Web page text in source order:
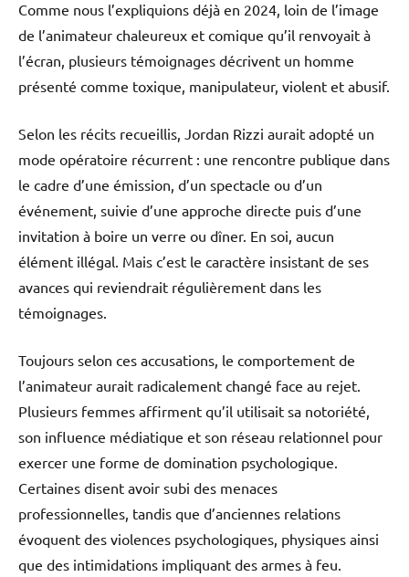
Comme nous l’expliquions déjà en 2024, loin de l’image
de l’animateur chaleureux et comique qu’il renvoyait à
l’écran, plusieurs témoignages décrivent un homme
présenté comme toxique, manipulateur, violent et abusif.
Selon les récits recueillis, Jordan Rizzi aurait adopté un
mode opératoire récurrent : une rencontre publique dans
le cadre d’une émission, d’un spectacle ou d’un
événement, suivie d’une approche directe puis d’une
invitation à boire un verre ou dîner. En soi, aucun
élément illégal. Mais c’est le caractère insistant de ses
avances qui reviendrait régulièrement dans les
témoignages.
Toujours selon ces accusations, le comportement de
l’animateur aurait radicalement changé face au rejet.
Plusieurs femmes affirment qu’il utilisait sa notoriété,
son influence médiatique et son réseau relationnel pour
exercer une forme de domination psychologique.
Certaines disent avoir subi des menaces
professionnelles, tandis que d’anciennes relations
évoquent des violences psychologiques, physiques ainsi
que des intimidations impliquant des armes à feu.